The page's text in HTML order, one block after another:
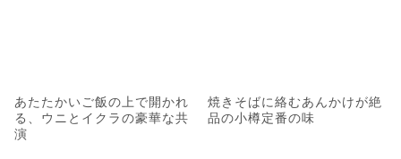
あたたかいご飯の上で開かれ
る、ウニとイクラの豪華な共
演
焼きそばに絡むあんかけが絶
品の小樽定番の味